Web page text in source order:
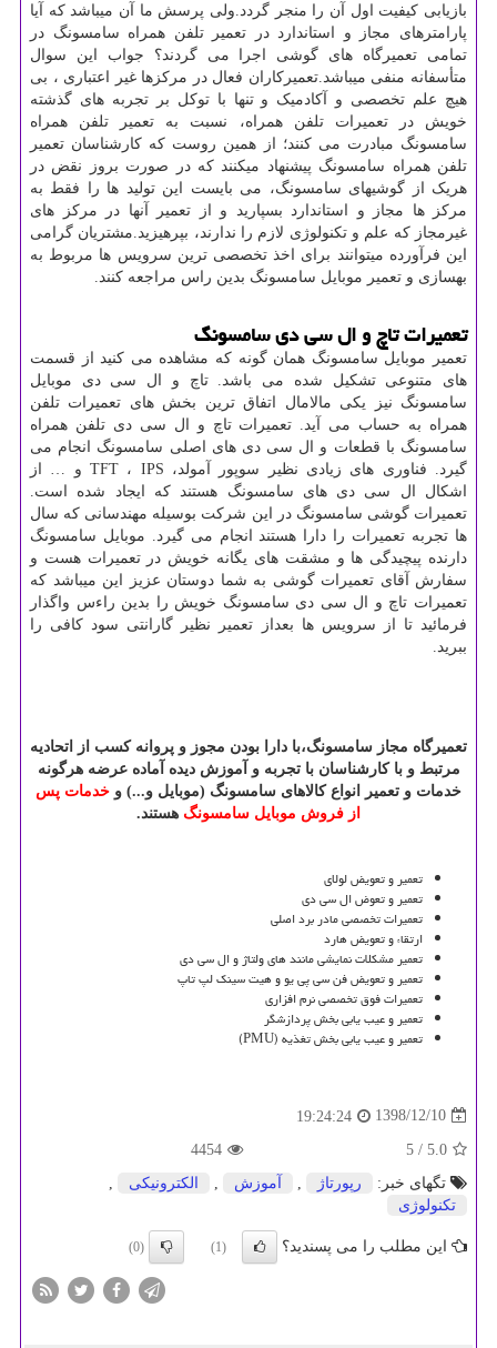
بازیابی کیفیت اول آن را منجر گردد.ولی پرسش ما آن میباشد که آیا
پارامترهای مجاز و استاندارد در تعمیر تلفن همراه سامسونگ در
تمامی تعمیرگاه های گوشی اجرا می گردند؟ جواب این سوال
متأسفانه منفی میباشد.تعمیرکاران فعال در مرکزها غیر اعتباری ، بی
هیچ علم تخصصی و آکادمیک و تنها با توکل بر تجربه های گذشته
خویش در تعمیرات تلفن همراه، نسبت به تعمیر تلفن همراه
سامسونگ مبادرت می کنند؛ از همین روست که کارشناسان تعمیر
تلفن همراه سامسونگ پیشنهاد میکنند که در صورت بروز نقض در
هریک از گوشیهای سامسونگ، می بایست این تولید ها را فقط به
مرکز ها مجاز و استاندارد بسپارید و از تعمیر آنها در مرکز های
غیرمجاز که علم و تکنولوژی لازم را ندارند، بپرهیزید.مشتریان گرامی
این فرآورده میتوانند برای اخذ تخصصی ترین سرویس ها مربوط به
بهسازی و تعمیر موبایل سامسونگ بدین راس مراجعه کنند.
تعمیرات تاچ و ال سی دی سامسونگ
تعمیر موبایل سامسونگ همان گونه که مشاهده می کنید از قسمت
های متنوعی تشکیل شده می باشد. تاچ و ال سی دی موبایل
سامسونگ نیز یکی مالامال اتفاق ترین بخش های تعمیرات تلفن
همراه به حساب می آید. تعمیرات تاچ و ال سی دی تلفن همراه
سامسونگ با قطعات و ال سی دی های اصلی سامسونگ انجام می
گیرد. فناوری های زیادی نظیر سوپور آمولد، IPS ، TFT و …
از
اشکال ال سی دی های سامسونگ هستند که ایجاد شده است.
تعمیرات گوشی سامسونگ در این شرکت بوسیله مهندسانی که سال
ها تجربه تعمیرات را دارا هستند انجام می گیرد. موبایل سامسونگ
دارنده پیچیدگی ها و مشقت های یگانه خویش در تعمیرات هست و
سفارش آقای تعمیرات گوشی به شما دوستان عزیز این میباشد که
تعمیرات تاچ و ال سی دی سامسونگ خویش را بدین راءس واگذار
فرمائید تا از سرویس ها بعداز تعمیر نظیر گارانتی سود کافی را
ببرید.
تعمیرگاه مجاز سامسونگ،با دارا بودن مجوز و پروانه کسب از
اتحادیه
مرتبط و با کارشناسان با تجربه و آموزش دیده آماده عرضه هرگونه
خدمات و تعمیر انواع کالاهای سامسونگ (موبایل و...) و خدمات پس
از فروش موبایل سامسونگ هستند.
تعمیر و تعویض لولای
تعمیر و تعوض ال سی دی
تعمیرات تخصصی مادر برد اصلی
ارتقاء و تعویض هارد
تعمیر مشکلات نمایشی مانند های ولتاژ و ال سی دی
تعمیر و تعویض فن سی پی یو و هیت سینک لپ تاپ
تعمیرات فوق تخصصی نرم افزاری
تعمیر و عیب یابی بخش پردازشگر
تعمیر و عیب یابی بخش تغذیه (PMU
)
1398/12/10
19:24:24
5.0
/ 5
4454
تگهای خبر:
رپورتاژ آموزش الكترونیكی
تكنولوژی
این مطلب را می پسندید؟ (1)
(0)